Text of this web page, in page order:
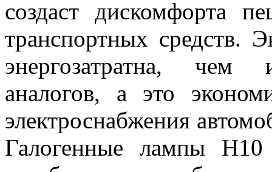
создаст дискомфорта
транспортных средств.
энергозатратна, чем
аналогов, а это
электроснабжения
Галогенные лампы